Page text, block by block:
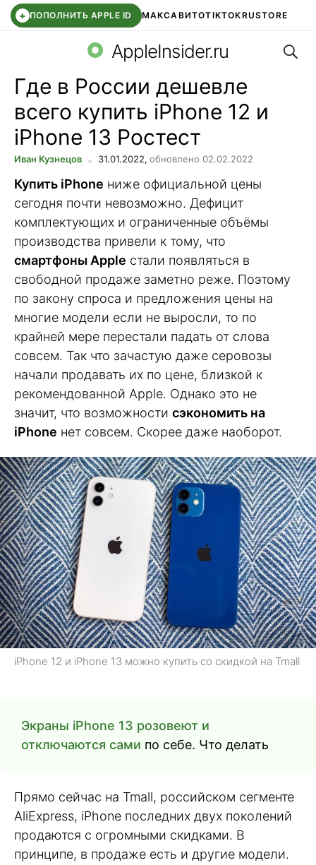
+ ПОПОЛНИТЬ APPLE ID МАКСАВИТОTIKTOKRUSTORE
WB КЛУБIOS 26.6 DDE STORE
AppleInsider.ru
Где в России дешевле
всего купить iPhone 12 и
iPhone 13 Ростест
Иван Кузнецов 31.01.2022, обновлено 02.02.2022
Купить iPhone ниже официальной цены
сегодня почти невозможно. Дефицит
комплектующих и ограниченные объёмы
производства привели к тому, что
смартфоны Apple стали появляться в
свободной продаже заметно реже. Поэтому
по закону спроса и предложения цены на
многие модели если не выросли, то по
крайней мере перестали падать от слова
совсем. Так что зачастую даже серовозы
начали продавать их по цене, близкой к
рекомендованной Apple. Однако это не
значит, что возможности сэкономить на
iPhone нет совсем. Скорее даже наоборот.
iPhone 12 и iPhone 13 можно купить со скидкой на Tmall
Экраны iPhone 13 розовеют и
отключаются сами по себе. Что делать
Прямо сейчас на Tmall, российском сегменте
AliExpress, iPhone последних двух поколений
продаются с огромными скидками. В
принципе, в продаже есть и другие модели.